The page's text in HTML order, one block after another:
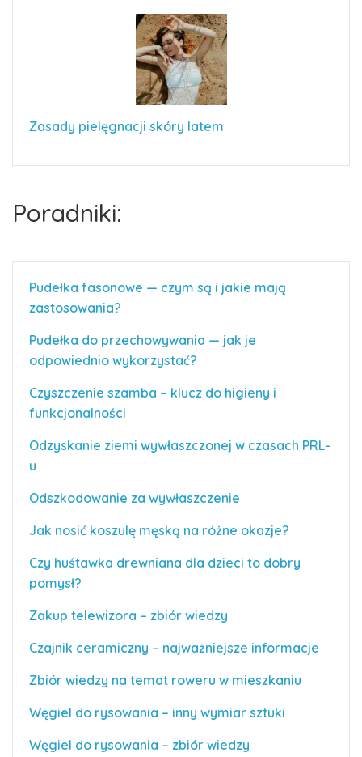
Zasady pielęgnacji skóry latem
Poradniki:
Pudełka fasonowe — czym są i jakie mają
zastosowania?
Pudełka do przechowywania — jak je
odpowiednio wykorzystać?
Czyszczenie szamba – klucz do higieny i
funkcjonalności
Odzyskanie ziemi wywłaszczonej w czasach PRL-
u
Odszkodowanie za wywłaszczenie
Jak nosić koszulę męską na różne okazje?
Czy huśtawka drewniana dla dzieci to dobry
pomysł?
Zakup telewizora – zbiór wiedzy
Czajnik ceramiczny – najważniejsze informacje
Zbiór wiedzy na temat roweru w mieszkaniu
Węgiel do rysowania – inny wymiar sztuki
Węgiel do rysowania – zbiór wiedzy